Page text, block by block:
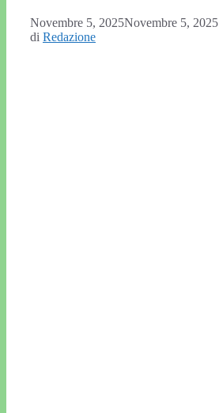
Novembre 5, 2025Novembre 5, 2025
di Redazione